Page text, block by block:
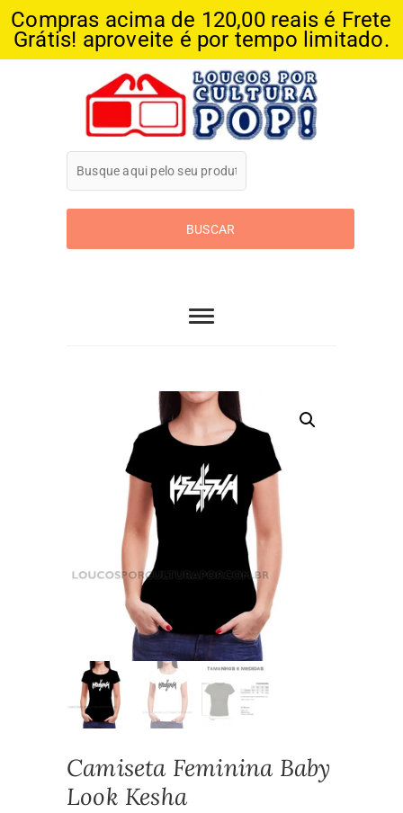
Compras acima de 120,00 reais é Frete
Grátis! aproveite é por tempo limitado.
Loucos Por
Cultura Pop
Camiseta Feminina Baby
Look Kesha